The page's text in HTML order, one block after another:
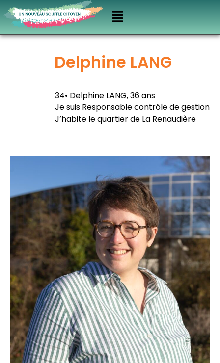
Delphine LANG
34• Delphine LANG, 36 ans
Je suis Responsable contrôle de gestion
J’habite le quartier de La Renaudière